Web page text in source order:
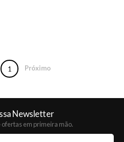
1 Próximo
Newsletter
em primeira mão.